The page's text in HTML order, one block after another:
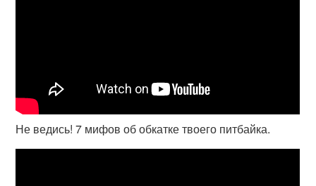
Не ведись! 7 мифов об обкатке твоего питбайка.